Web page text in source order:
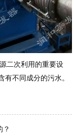
二次利用的重要设
不同成分的污水。
？